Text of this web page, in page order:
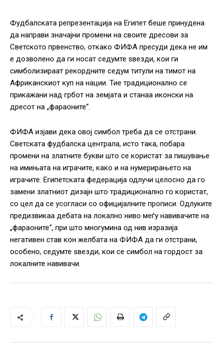
Фудбалската репрезентација на Египет беше принудена
да направи значајни промени на своите дресови за
Светското првенство, откако ФИФА пресуди дека не им
е дозволено да ги носат седумте ѕвезди, кои ги
симболизираат рекордните седум титули на тимот на
Африканскиот куп на нации. Тие традиционално се
прикажани над грбот на земјата и станаа иконски на
дресот на „фараоните“.
ФИФА изјави дека овој симбол треба да се отстрани.
Светската фудбалска централа, исто така, побара
промени на златните букви што се користат за пишување
на имињата на играчите, како и на нумерирањето на
играчите. Египетската федерација одлучи целосно да го
замени златниот дизајн што традиционално го користат,
со цел да се усогласи со официјалните прописи. Одлуките
предизвикаа дебата на локално ниво меѓу навивачите на
„фараоните“, при што многумина од нив изразија
негативен став кон желбата на ФИФА да ги отстрани,
особено, седумте ѕвезди, кои се симбол на гордост за
локалните навивачи.